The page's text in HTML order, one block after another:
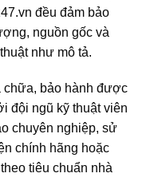
đều đảm bảo
nguồn gốc và
như mô tả.
chữa, bảo hành được
đội ngũ kỹ thuật viên
chuyên nghiệp, sử
chính hãng hoặc
tiêu chuẩn nhà